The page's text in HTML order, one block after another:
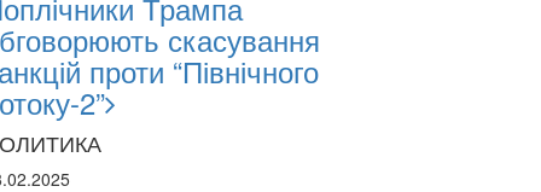
скасування
проти “Північного
2”